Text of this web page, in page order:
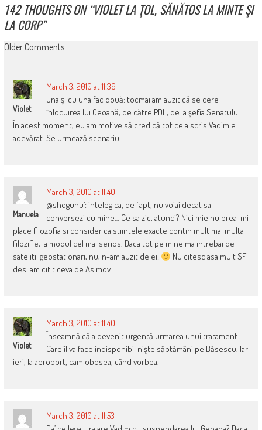
142 THOUGHTS ON “VIOLET LA ŢOL, SĂNĂTOS LA MINTE ŞI
LA CORP”
COMMENT
Older Comments
Violet
March 3, 2010 at 11:39
Una şi cu una fac două: tocmai am auzit că se cere
înlocuirea lui Geoană, de către PDL, de la şefia Senatului.
În acest moment, eu am motive să cred că tot ce a scris Vadim e
adevărat. Se urmează scenariul.
Manuela
March 3, 2010 at 11:40
@shogunu’: inteleg ca, de fapt, nu voiai decat sa
conversezi cu mine… Ce sa zic, atunci? Nici mie nu prea-mi
place filozofia si consider ca stiintele exacte contin mult mai multa
filozifie, la modul cel mai serios. Daca tot pe mine ma intrebai de
satelitii geostationari, nu, n-am auzit de ei!
Nu citesc asa mult SF
desi am citit ceva de Asimov…
Violet
March 3, 2010 at 11:40
Înseamnă că a devenit urgentă urmarea unui tratament.
Care îl va face indisponibil nişte săptămâni pe Băsescu. Iar
ieri, la aeroport, cam obosea, când vorbea.
March 3, 2010 at 11:53